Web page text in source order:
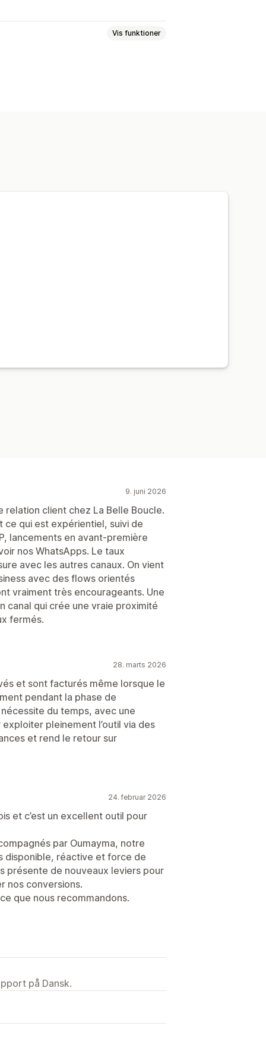
Vis funktioner
9. juni 2026
client chez La Belle Boucle.
ce qui est expérientiel, suivi de
lancements en avant-première
nos WhatsApps. Le taux
avec les autres canaux. On vient
avec des flows orientés
vraiment très encourageants. Une
canal qui crée une vraie proximité
fermés.
28. marts 2026
et sont facturés même lorsque le
pendant la phase de
du temps, avec une
pleinement l’outil via des
et rend le retour sur
24. februar 2026
et c’est un excellent outil pour
par Oumayma, notre
disponible, réactive et force de
présente de nouveaux leviers pour
nos conversions.
que nous recommandons.
på Dansk.